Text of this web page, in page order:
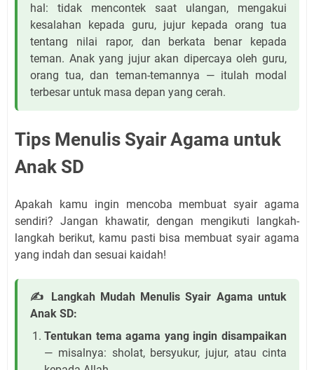
hal: tidak mencontek saat ulangan, mengakui
kesalahan kepada guru, jujur kepada orang tua
tentang nilai rapor, dan berkata benar kepada
teman. Anak yang jujur akan dipercaya oleh guru,
orang tua, dan teman-temannya — itulah modal
terbesar untuk masa depan yang cerah.
Tips Menulis Syair Agama untuk
Anak SD
Apakah kamu ingin mencoba membuat syair agama
sendiri? Jangan khawatir, dengan mengikuti langkah-
langkah berikut, kamu pasti bisa membuat syair agama
yang indah dan sesuai kaidah!
✍ Langkah Mudah Menulis Syair Agama untuk
Anak SD:
Tentukan tema agama yang ingin disampaikan
— misalnya: sholat, bersyukur, jujur, atau cinta